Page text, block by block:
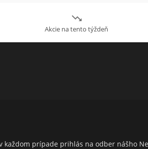

Akcie na tento týždeň
každom prípade prihlás na odber nášho